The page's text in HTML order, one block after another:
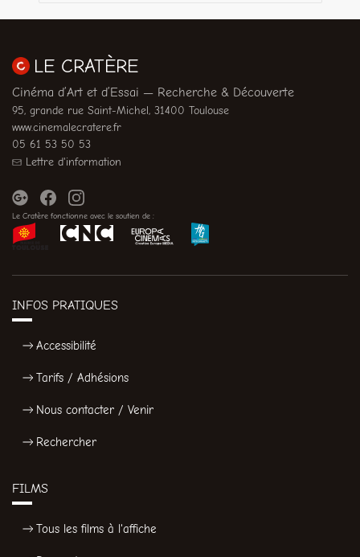
LE CRATÈRE
Cinéma d’Art et d’Essai — Recherche & Découverte
95, grande rue Saint-Michel, 31400 Toulouse
www.cinemalecratere.fr
05 61 53 50 53
Lettre d'information
Le Cratère fonctionne avec le soutien de :
INFOS PRATIQUES
Accessibilité
Tarifs / Adhésions
Nous contacter / Venir
Rechercher
FILMS
Tous les films à l'affiche